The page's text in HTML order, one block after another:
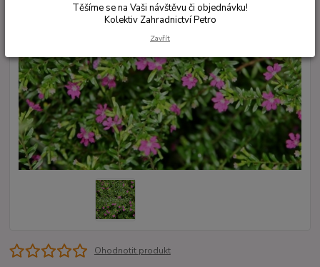
Ohodnotit produkt
Těšíme se na Vaši návštěvu či objednávku!
Kolektiv Zahradnictví Petro
Zavřít